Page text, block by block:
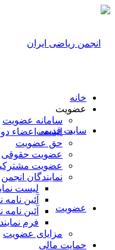
سایت قدیمی
عضویت
خانه
عضویت
سامانه عضویت
لیست اعضاء
حق عضویت
عضویت حقوقی
عضویت
نمایندگان انجمن
لیست
آئین
آئین
فرم
مزایای عضویت
حمایت مالی